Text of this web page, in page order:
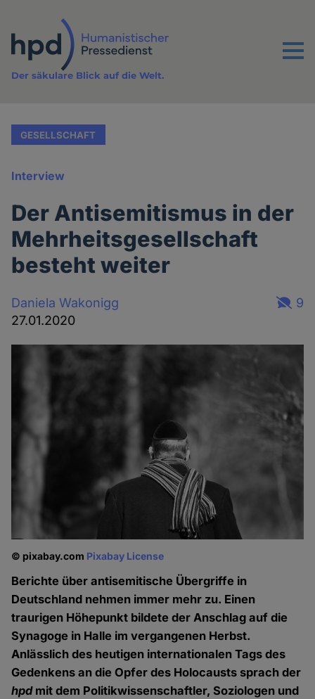
Inhalt
Menu
Der säkulare Blick auf die Welt.
GESELLSCHAFT
Interview
Der Antisemitismus in der
Mehrheitsgesellschaft
besteht weiter
Daniela Wakonigg
27.01.2020
9
© pixabay.com Pixabay License
Berichte über antisemitische Übergriffe in
Deutschland nehmen immer mehr zu. Einen
traurigen Höhepunkt bildete der Anschlag auf die
Synagoge in Halle im vergangenen Herbst.
Anlässlich des heutigen internationalen Tags des
Gedenkens an die Opfer des Holocausts sprach der
hpdmit dem Politikwissenschaftler, Soziologen und